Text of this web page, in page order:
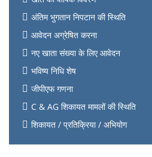
अंतिम भुगतान निपटान की स्थिति
आवेदन अग्रेषित करना
नए खाता संख्या के लिए आवेदन
भविष्य निधि शेष
जीपीएफ गणना
C & AG शिकायत मामलों की स्थिति
शिकायत / प्रतिक्रिया / अभियोग